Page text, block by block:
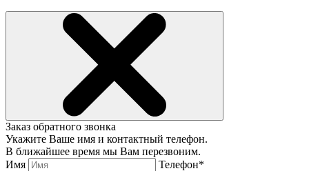
Заказ обратного звонка
Укажите Ваше имя и контактный телефон.
В ближайшее время мы Вам перезвоним.
Имя
Телефон*